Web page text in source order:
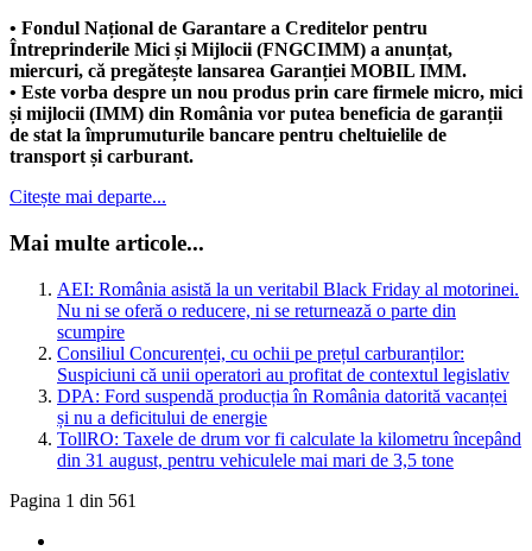
• Fondul Național de Garantare a Creditelor pentru
Întreprinderile Mici și Mijlocii (FNGCIMM) a anunțat,
miercuri, că pregătește lansarea Garanției MOBIL IMM.
• Este vorba despre un nou produs prin care firmele micro, mici
și mijlocii (IMM) din România vor putea beneficia de garanții
de stat la împrumuturile bancare pentru cheltuielile de
transport și carburant.
Citește mai departe...
Mai multe articole...
AEI: România asistă la un veritabil Black Friday al motorinei.
Nu ni se oferă o reducere, ni se returnează o parte din
scumpire
Consiliul Concurenței, cu ochii pe prețul carburanților:
Suspiciuni că unii operatori au profitat de contextul legislativ
DPA: Ford suspendă producția în România datorită vacanței
și nu a deficitului de energie
TollRO: Taxele de drum vor fi calculate la kilometru începând
din 31 august, pentru vehiculele mai mari de 3,5 tone
Pagina 1 din 561